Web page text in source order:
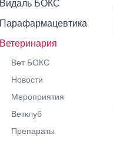
Видаль БОКС
Парафармацевтика
Ветеринария
Вет БОКС
Новости
Мероприятия
Ветклуб
Препараты